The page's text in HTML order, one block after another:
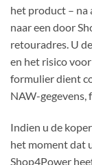
het product – na
naar een door
retouradres. U
en het risico
formulier dient
NAW-gegevens,
Indien u de
het moment dat
Shop4Power